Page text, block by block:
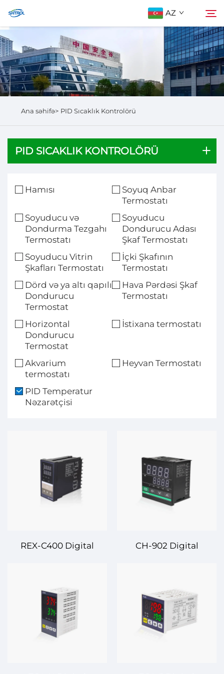
AZ
Biz Haqqımızda
Məhsullar
Axtarış
Ana səhifə> PID Sıcaklık Kontrolörü
PID SICAKLIK KONTROLÖRÜ
Hamısı
Soyuq Anbar
Termostatı
Soyuducu və
Dondurma Tezgahı
Termostatı
Soyuducu
Dondurucu Adası
Şkaf Termostatı
Soyuducu Vitrin
Şkafları Termostatı
İçki Şkafının
Termostatı
Dörd və ya altı qapılı
Dondurucu
Termostat
Hava Pərdəsi Şkaf
Termostatı
Horizontal
Dondurucu
Termostat
İstixana termostatı
Akvarium
termostatı
Heyvan Termostatı
PID Temperatur
Nəzarətçisi
REX-C400 Digital
Tətbiq Edilə bilən
Dəqiqlikli Temperatur
Kontrolu
CH-902 Digital
üçün Əvvəzləşdirici
Temperatur
Regulasiyası